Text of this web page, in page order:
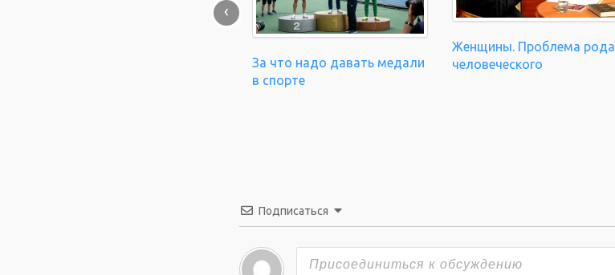
За что надо давать медали
в спорте
Женщины. Проблема рода
человеческого
‹
Подписаться